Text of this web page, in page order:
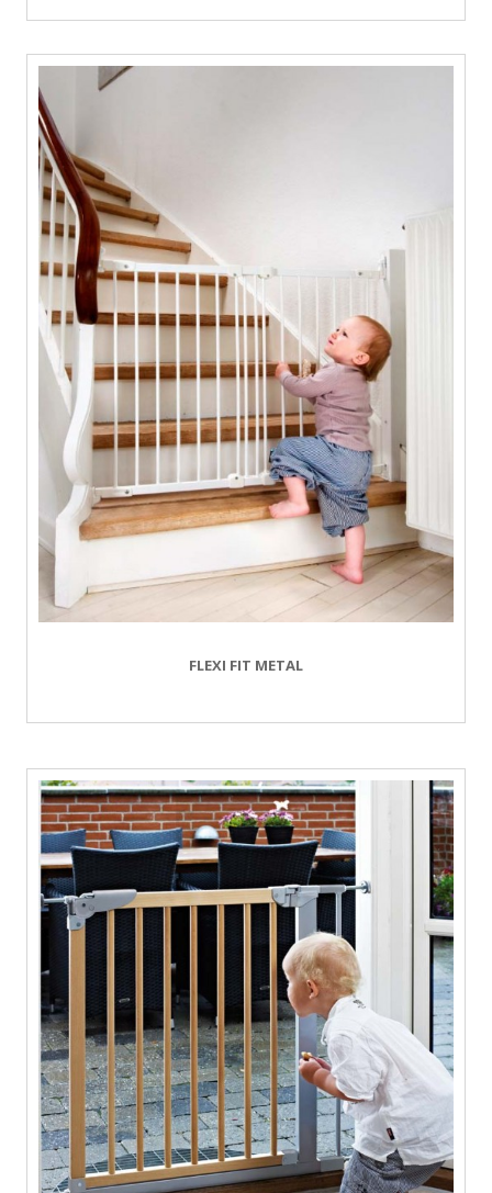
FLEXI FIT METAL